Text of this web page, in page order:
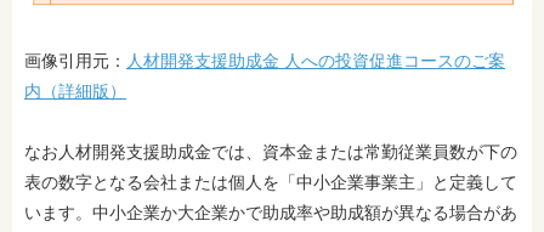
画像引用元： 人材開発支援助成金 人への投資促進コースのご案
内（詳細版）
なお人材開発支援助成金では、資本金または常勤従業員数が下の
表の数字となる会社または個人を「中小企業事業主」と定義して
います。中小企業か大企業かで助成率や助成額が異なる場合があ